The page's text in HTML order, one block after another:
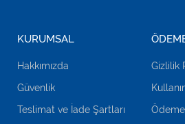
KURUMSAL
Hakkımızda
Güvenlik
Teslimat ve İade Şartları
Gizlilik